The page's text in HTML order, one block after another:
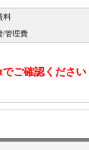
料
/管理費
ご確認ください